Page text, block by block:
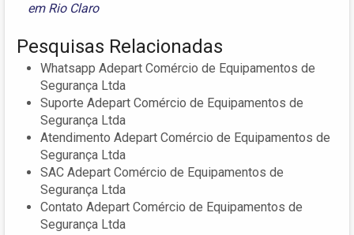
em Rio Claro
Pesquisas Relacionadas
Whatsapp Adepart Comércio de Equipamentos de
Segurança Ltda
Suporte Adepart Comércio de Equipamentos de
Segurança Ltda
Atendimento Adepart Comércio de Equipamentos de
Segurança Ltda
SAC Adepart Comércio de Equipamentos de
Segurança Ltda
Contato Adepart Comércio de Equipamentos de
Segurança Ltda